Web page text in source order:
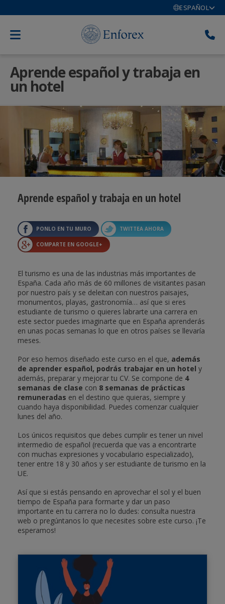
ESPAÑOL
Aprende español y trabaja en
un hotel
Aprende español y trabaja en un hotel
PONLO EN TU MURO TWITTEA AHORA
COMPARTE EN GOOGLE+
El turismo es una de las industrias más importantes de
España. Cada año más de 60 millones de visitantes pasan
por nuestro país y se deleitan con nuestros paisajes,
monumentos, playas, gastronomía… así que si eres
estudiante de turismo o quieres labrarte una carrera en
este sector puedes imaginarte que en España aprenderás
en unas pocas semanas lo que en otros países se llevaría
meses.
Por eso hemos diseñado este curso en el que, además
de aprender español, podrás trabajar en un hotel y
además, preparar y mejorar tu CV. Se compone de 4
semanas de clase con 8 semanas de prácticas
remuneradas en el destino que quieras, siempre y
cuando haya disponibilidad. Puedes comenzar cualquier
lunes del año.
Los únicos requisitos que debes cumplir es tener un nivel
intermedio de español (recuerda que vas a encontrarte
con muchas expresiones y vocabulario especializado),
tener entre 18 y 30 años y ser estudiante de turismo en la
UE.
Así que si estás pensando en aprovechar el sol y el buen
tiempo de España para formarte y dar un paso
importante en tu carrera no lo dudes: consulta nuestra
web o pregúntanos lo que necesites sobre este curso. ¡Te
esperamos!